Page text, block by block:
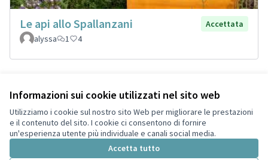
Informazioni sui cookie utilizzati nel sito web
Utilizziamo i cookie sul nostro sito Web per migliorare le prestazioni
e il contenuto del sito. I cookie ci consentono di fornire
un'esperienza utente più individuale e canali social media.
Accetta tutto
Le api allo Spallanzani
Accettata
alyssa
1 4
Termini di servizio
Impostazioni dei cookie
Italiano
Choose languageScegli la lingua